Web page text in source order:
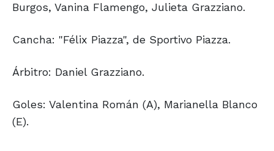
Burgos, Vanina Flamengo, Julieta Grazziano.
Cancha: "Félix Piazza", de Sportivo Piazza.
Árbitro: Daniel Grazziano.
Goles: Valentina Román (A), Marianella Blanco
(E).